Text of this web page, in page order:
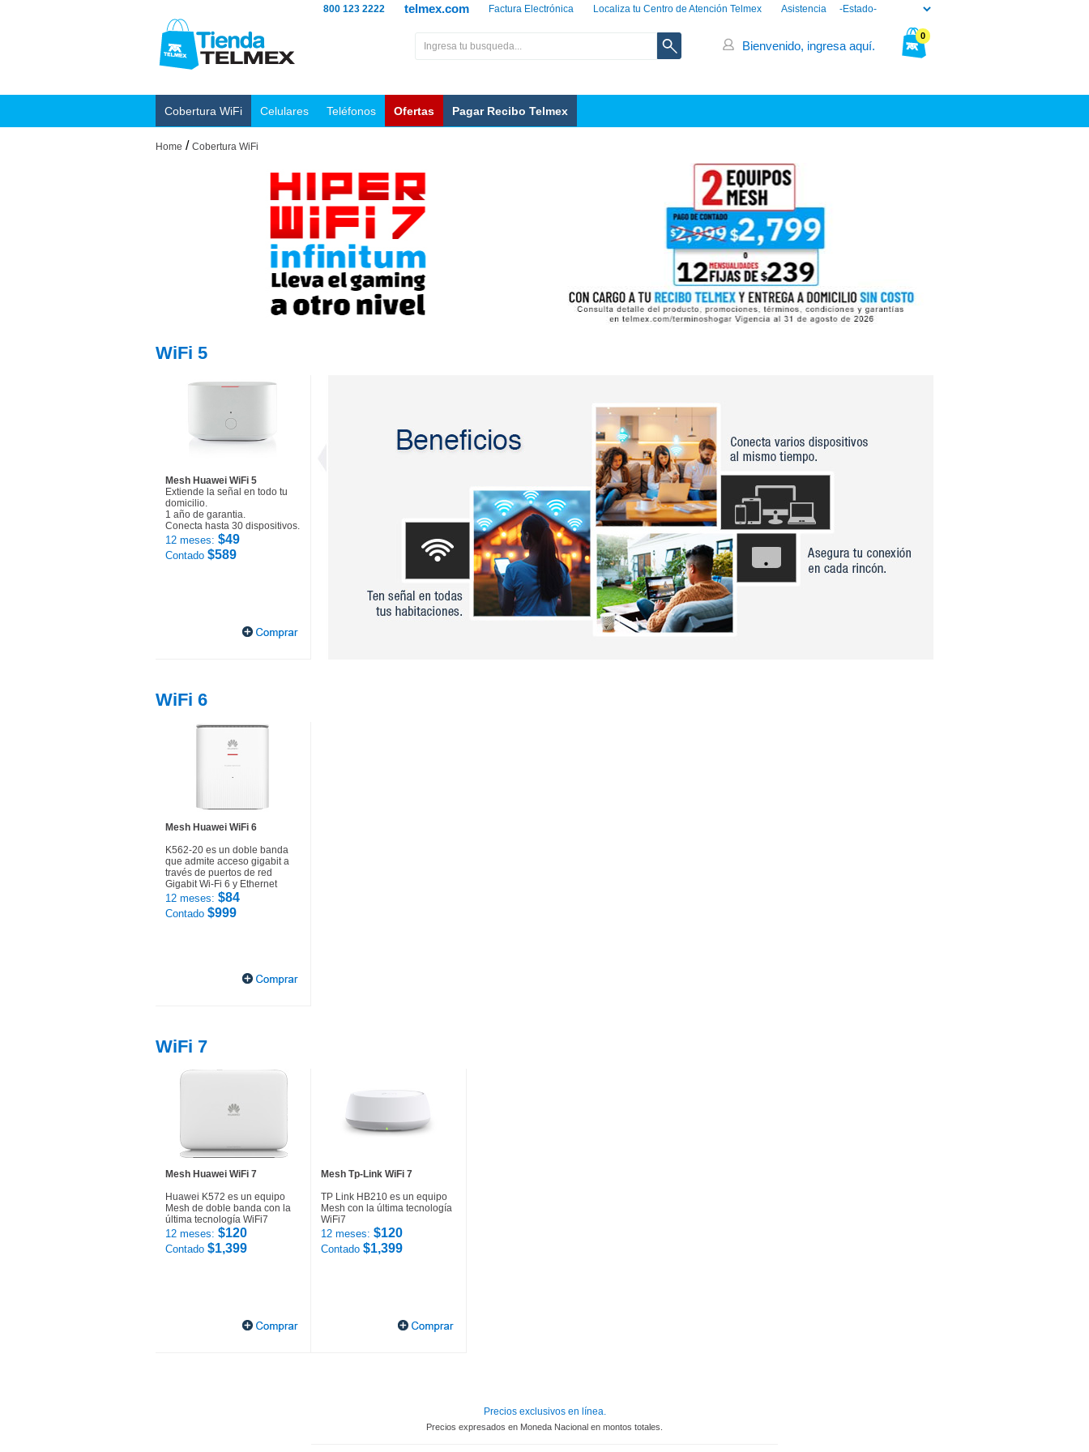
Asistencia
Localiza tu Centro de Atención Telmex
Factura Electrónica
telmex.com
800 123 2222
0
Bienvenido, ingresa aquí.
Cobertura WiFi Celulares Teléfonos Ofertas Pagar Recibo Telmex
Home / Cobertura WiFi
WiFi 5
Mesh Huawei WiFi 5
Extiende la señal en todo tu
domicilio.
1 año de garantia.
Conecta hasta 30 dispositivos.
12 meses: $49
Contado $589
WiFi 6
Mesh Huawei WiFi 6
K562-20 es un doble banda
que admite acceso gigabit a
través de puertos de red
Gigabit Wi-Fi 6 y Ethernet
12 meses: $84
Contado $999
WiFi 7
Mesh Huawei WiFi 7
Huawei K572 es un equipo
Mesh de doble banda con la
última tecnología WiFi7
12 meses: $120
Contado $1,399
Mesh Tp-Link WiFi 7
TP Link HB210 es un equipo
Mesh con la última tecnología
WiFi7
12 meses: $120
Contado $1,399
Precios exclusivos en línea.
Precios expresados en Moneda Nacional en montos totales.